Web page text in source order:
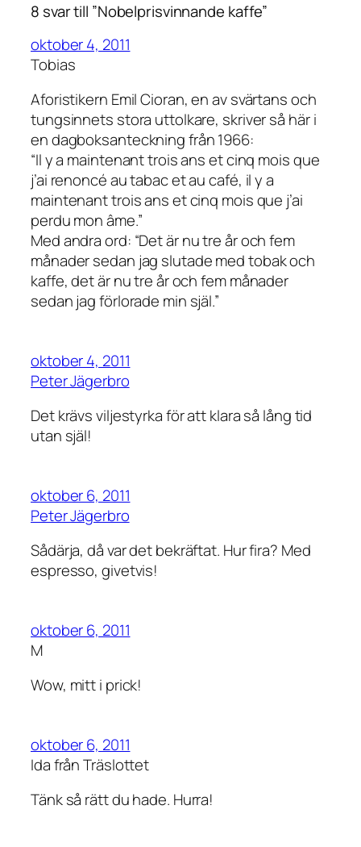
8 svar till ”Nobelprisvinnande kaffe”
oktober 4, 2011
Tobias
Aforistikern Emil Cioran, en av svärtans och
tungsinnets stora uttolkare, skriver så här i
en dagboksanteckning från 1966:
“Il y a maintenant trois ans et cinq mois que
j’ai renoncé au tabac et au café, il y a
maintenant trois ans et cinq mois que j’ai
perdu mon âme.”
Med andra ord: “Det är nu tre år och fem
månader sedan jag slutade med tobak och
kaffe, det är nu tre år och fem månader
sedan jag förlorade min själ.”
oktober 4, 2011
Peter Jägerbro
Det krävs viljestyrka för att klara så lång tid
utan själ!
oktober 6, 2011
Peter Jägerbro
Sådärja, då var det bekräftat. Hur fira? Med
espresso, givetvis!
oktober 6, 2011
M
Wow, mitt i prick!
oktober 6, 2011
Ida från Träslottet
Tänk så rätt du hade. Hurra!